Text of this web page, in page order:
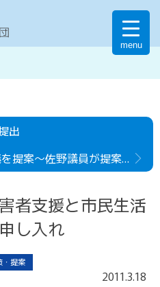
menu
出
予算組替え動議を提案〜佐野議員が提案説明
者支援と市民生活
し入れ
・提案
2011.3.18